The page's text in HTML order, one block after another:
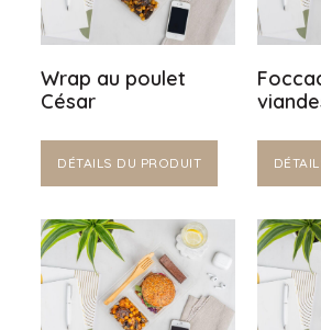
Wrap au poulet
César
DÉTAILS DU PRODUIT